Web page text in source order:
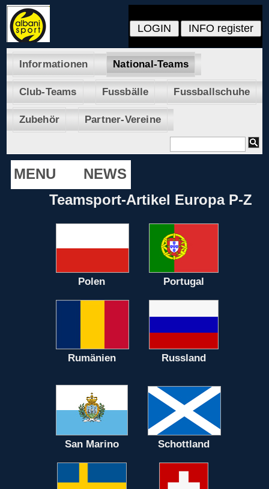
Informationen National-Teams
Club-Teams Fussbälle Fussballschuhe
Zubehör Partner-Vereine
MENU
NEWS
Teamsport-Artikel Europa P-Z
Polen Portugal
Rumänien Russland
San Marino Schottland